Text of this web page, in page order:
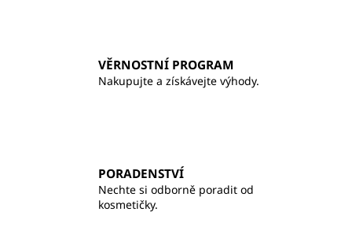
VĚRNOSTNÍ PROGRAM
Nakupujte a získávejte výhody.
PORADENSTVÍ
Nechte si odborně poradit od
kosmetičky.